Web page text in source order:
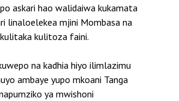
askari hao walidaiwa kukamata
linaloelekea mjini Mombasa na
kulitaka kulitoza faini.
na kadhia hiyo ilimlazimu
ambaye yupo mkoani Tanga
ya mwishoni